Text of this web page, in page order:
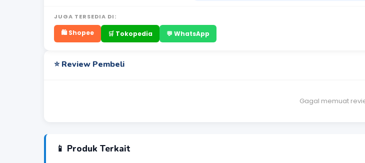
JUGA TERSEDIA DI:
🛍️ Shopee 🛒 Tokopedia 💬 WhatsApp
⭐ Review Pembeli
Gagal memuat
📱 Produk Terkait